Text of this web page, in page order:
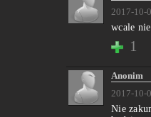
2017-10-
wcale
1
Anonim
2017-10-
Nie